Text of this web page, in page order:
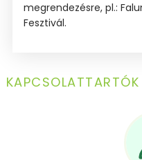
megrendezésre, pl.:
Fesztivál.
KAPCSOLATTARTÓK